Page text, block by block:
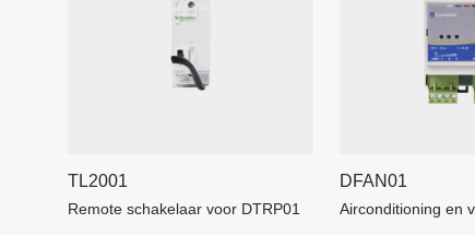
TL2001
Remote schakelaar voor DTRP01
DFAN01
Airconditioning en